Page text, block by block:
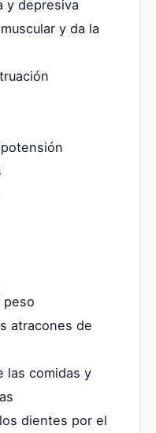
y depresiva
y da la
peso
atracones de
las comidas y
dientes por el